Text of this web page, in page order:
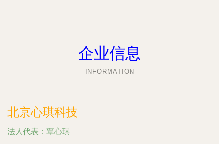
企业信息
INFORMATION
北京心琪科技
法人代表： 覃心琪